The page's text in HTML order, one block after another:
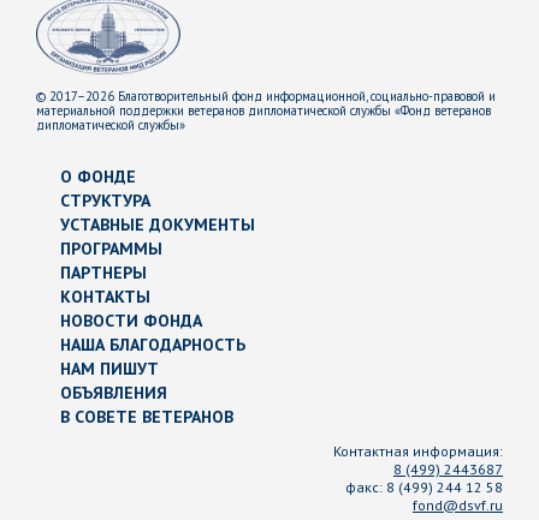
© 2017–2026 Благотворительный фонд информационной, социально-правовой и
материальной поддержки ветеранов дипломатической службы «Фонд ветеранов
дипломатической службы»
О ФОНДЕ
СТРУКТУРА
УСТАВНЫЕ ДОКУМЕНТЫ
ПРОГРАММЫ
ПАРТНЕРЫ
КОНТАКТЫ
НОВОСТИ ФОНДА
НАША БЛАГОДАРНОСТЬ
НАМ ПИШУТ
ОБЪЯВЛЕНИЯ
В СОВЕТЕ ВЕТЕРАНОВ
Контактная информация:
8 (499) 2443687
факс: 8 (499) 244 12 58
fond@dsvf.ru